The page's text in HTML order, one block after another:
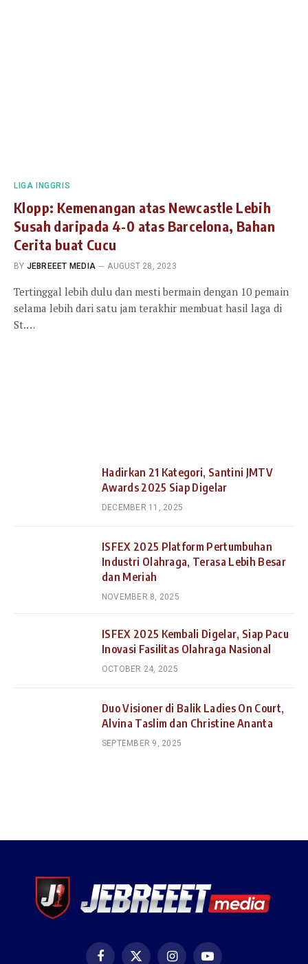
LIGA INGGRIS
Klopp: Kemenangan atas Newcastle Lebih
Susah daripada 4-0 atas Barcelona, Bahan
Cerita buat Cucu
BY JEBREEET MEDIA AUGUST 28, 2023
Tertinggal lebih dulu dan mesti bermain dengan 10 pemain
selama lebih dari satu jam terakhir membuat hasil laga di
St.…
Hadirkan 21 Kategori, Santini JMTV
Awards 2025 Siap Digelar
DECEMBER 11, 2025
ISFEX 2025 Platform Pertumbuhan
Industri Olahraga, Terasa Lebih Besar
dan Meriah
NOVEMBER 8, 2025
ISFEX 2025 Kembali Digelar, Siap Pacu
Inovasi Fasilitas Olahraga Nasional
OCTOBER 24, 2025
Duo Visioner di Balik Ladies On Court,
Alvina Taslim dan Christine Ananta
SEPTEMBER 9, 2025